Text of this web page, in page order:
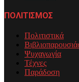
ΠΟΛΙΤΙΣΜΟΣ
Πολιτιστικά
Ψυχαγωγία
Τέχνες
Παράδοση